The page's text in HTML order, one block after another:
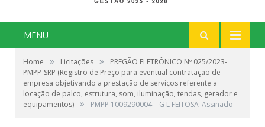
MENU
Home » Licitações »
PREGÃO ELETRÔNICO Nº 025/2023-
PMPP-SRP (Registro de Preço para eventual contratação de
empresa objetivando a prestação de serviços referente a
locação de palco, estrutura, som, iluminação, tendas, gerador e
equipamentos) » PMPP 1009290004 – G L FEITOSA_Assinado